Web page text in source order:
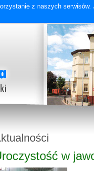
w
z naszych